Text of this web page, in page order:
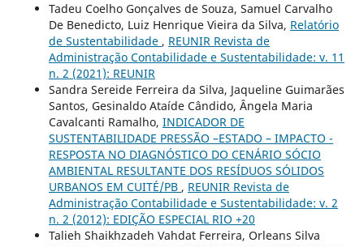
Tadeu Coelho Gonçalves de Souza, Samuel Carvalho
De Benedicto, Luiz Henrique Vieira da Silva, Relatório
de Sustentabilidade , REUNIR Revista de
Administração Contabilidade e Sustentabilidade: v. 11
n. 2 (2021): REUNIR
Sandra Sereide Ferreira da Silva, Jaqueline Guimarães
Santos, Gesinaldo Ataíde Cândido, Ângela Maria
Cavalcanti Ramalho, INDICADOR DE
SUSTENTABILIDADE PRESSÃO –ESTADO – IMPACTO -
RESPOSTA NO DIAGNÓSTICO DO CENÁRIO SÓCIO
AMBIENTAL RESULTANTE DOS RESÍDUOS SÓLIDOS
URBANOS EM CUITÉ/PB , REUNIR Revista de
Administração Contabilidade e Sustentabilidade: v. 2
n. 2 (2012): EDIÇÃO ESPECIAL RIO +20
Talieh Shaikhzadeh Vahdat Ferreira, Orleans Silva